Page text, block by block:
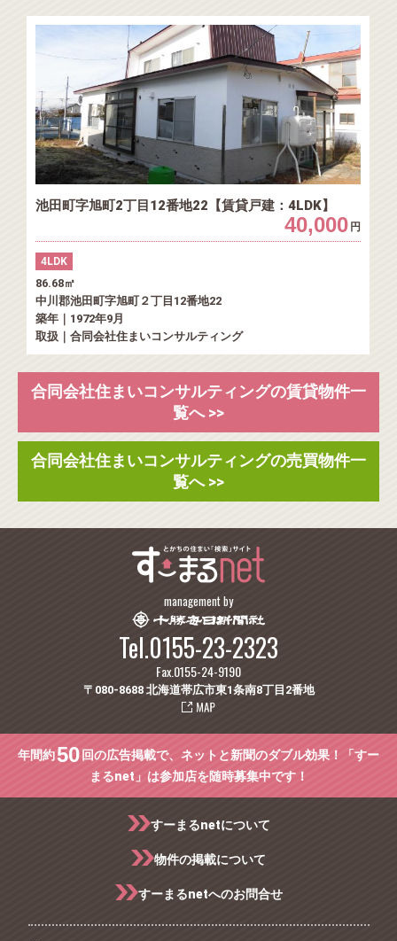
池田町字旭町2丁目12番地22【賃貸戸建：4LDK】
40,000 円
4LDK
86.68㎡
中川郡池田町字旭町２丁目12番地22
築年｜1972年9月
取扱｜合同会社住まいコンサルティング
合同会社住まいコンサルティングの賃貸物件一
覧へ >>
合同会社住まいコンサルティングの売買物件一
覧へ >>
management by
Tel.0155-23-2323
Fax.0155-24-9190
〒080-8688 北海道帯広市東1条南8丁目2番地
年間約50 回の広告掲載で、ネットと新聞のダブル効果！「すー
まるnet」は参加店を随時募集中です！
すーまるnetについて
物件の掲載について
すーまるnetへのお問合せ